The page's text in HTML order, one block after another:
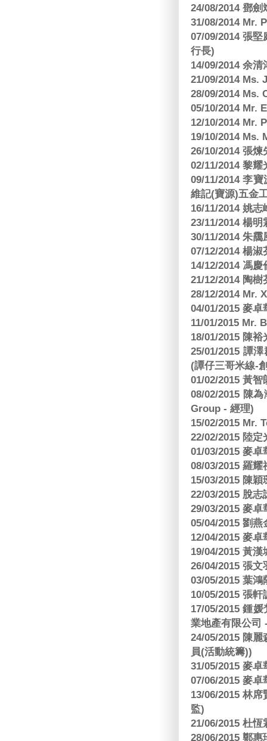
24/08/2014 鄧
31/08/2014 Mr.
07/09/2014 張
行長)
14/09/2014 余
21/09/2014 Ms.
28/09/2014 Ms.
05/10/2014 Mr.
12/10/2014 Mr.
19/10/2014 Ms.
26/10/2014 張
02/11/2014 黎
09/11/2014 李
維記(寶源)五金
16/11/2014 姚
23/11/2014 楊
30/11/2014 朱
07/12/2014 楊
14/12/2014 馮
21/12/2014 陶
28/12/2014 Mr.
04/01/2015 麥
11/01/2015 Mr.
18/01/2015 陳
25/01/2015 譚
(譚仔三哥米線-
01/02/2015 黃
08/02/2015 陳
Group - 經理)
15/02/2015 Mr.
22/02/2015 陸
01/03/2015 麥
08/03/2015 羅
15/03/2015 陳
22/03/2015 脫
29/03/2015 麥
05/04/2015 劉
12/04/2015 麥
19/04/2015 黃
26/04/2015 張
03/05/2015 葉
10/05/2015 張
17/05/2015 鍾
業地產有限公司
24/05/2015 陳
員(活動統籌))
31/05/2015 麥
07/06/2015 麥
13/06/2015 林
監)
21/06/2015 杜
28/06/2015 鄭